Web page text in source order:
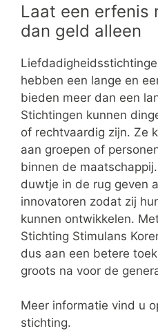
Laat een erfenis
dan geld alleen
hebben een lange en
bieden meer dan een
Stichtingen kunnen
of rechtvaardig zijn. Ze
aan groepen of
binnen de
duwtje in de rug geven
innovatoren zodat zij
kunnen ontwikkelen.
Stichting Stimulans
dus aan een betere
groots na voor de
Meer informatie vind u
stichting.